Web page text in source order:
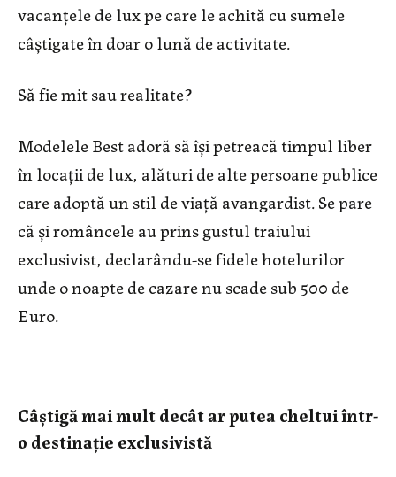
vacanțele de lux pe care le achită cu sumele
câștigate în doar o lună de activitate.
Să fie mit sau realitate?
Modelele Best adoră să își petreacă timpul liber
în locații de lux, alături de alte persoane publice
care adoptă un stil de viață avangardist. Se pare
că și româncele au prins gustul traiului
exclusivist, declarându-se fidele hotelurilor
unde o noapte de cazare nu scade sub 500 de
Euro.
Câștigă mai mult decât ar putea cheltui într-
o destinație exclusivistă